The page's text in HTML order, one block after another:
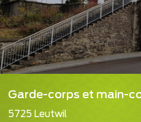
Garde-corps et main-
5725 Leutwil